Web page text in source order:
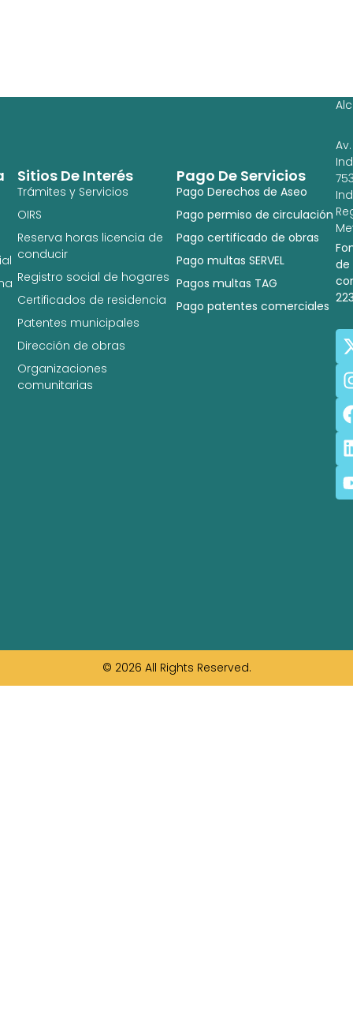
Pago De Servicios
Pago Derechos de Aseo
Pago permiso de circulación
Pago certificado de obras
Pago multas SERVEL
Pagos multas TAG
Pago patentes comerciales
Sitios De Interés
Trámites y Servicios
OIRS
Reserva horas licencia de
conducir
Registro social de hogares
Certificados de residencia
Patentes municipales
Dirección de obras
Organizaciones
comunitarias
Av.
de
© 2026 All Rights Reserved.